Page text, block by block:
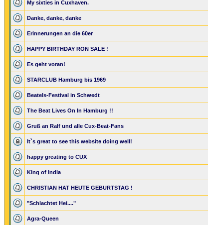
My sixties in Cuxhaven.
Danke, danke, danke
Erinnerungen an die 60er
HAPPY BIRTHDAY RON SALE !
Es geht voran!
STARCLUB Hamburg bis 1969
Beatels-Festival in Schwedt
The Beat Lives On In Hamburg !!
Gruß an Ralf und alle Cux-Beat-Fans
It`s great to see this website doing well!
happy greating to CUX
King of India
CHRISTIAN HAT HEUTE GEBURTSTAG !
"Schlachtet Hei...."
Agra-Queen